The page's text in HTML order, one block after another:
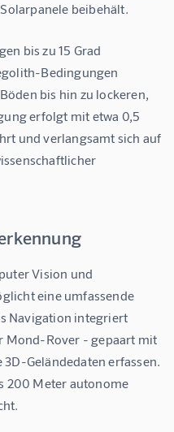
beibehält.
bis zu 15 Grad
Bedingungen
bis hin zu lockeren,
erfolgt mit etwa 0,5
und verlangsamt sich auf
Vision und
eine umfassende
Navigation integriert
Mond-Rover - gepaart mit
Geländedaten erfassen.
200 Meter autonome